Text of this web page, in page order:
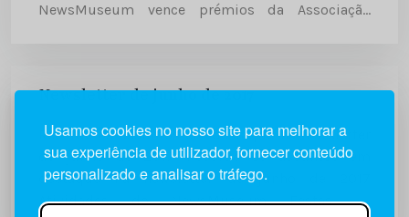
Usamos cookies no nosso site para melhorar a
sua experiência de utilizador, fornecer conteúdo
personalizado e analisar o tráfego.
NewsMuseum vence prémios da Associação
Newsletter de junho de 2017
Recorde os assuntos em destaque na newsletter
de junho de 2017 Recorde os assuntos em
destaque na newsletter de junho de 2017
Atividades do NewsMuseum Festas de